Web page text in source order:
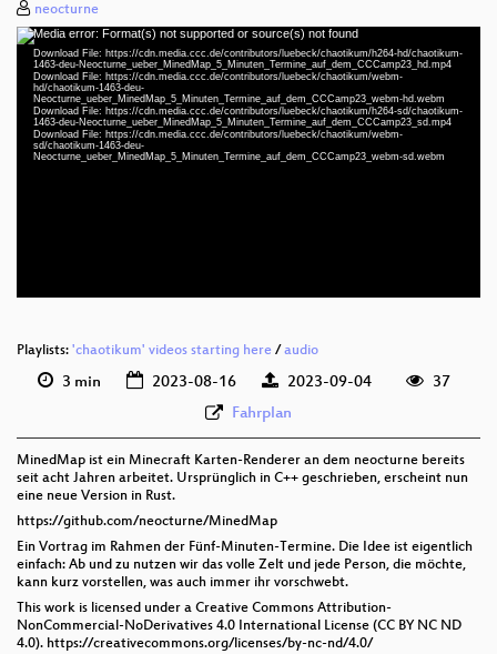
neocturne
Video
Player
Media error: Format(s) not supported or source(s) not found
Download File: https://cdn.media.ccc.de/contributors/luebeck/chaotikum/h264-hd/chaotikum-
1463-deu-Neocturne_ueber_MinedMap_5_Minuten_Termine_auf_dem_CCCamp23_hd.mp4
Download File: https://cdn.media.ccc.de/contributors/luebeck/chaotikum/webm-
hd/chaotikum-1463-deu-
Neocturne_ueber_MinedMap_5_Minuten_Termine_auf_dem_CCCamp23_webm-hd.webm
Download File: https://cdn.media.ccc.de/contributors/luebeck/chaotikum/h264-sd/chaotikum-
1463-deu-Neocturne_ueber_MinedMap_5_Minuten_Termine_auf_dem_CCCamp23_sd.mp4
Download File: https://cdn.media.ccc.de/contributors/luebeck/chaotikum/webm-
sd/chaotikum-1463-deu-
Neocturne_ueber_MinedMap_5_Minuten_Termine_auf_dem_CCCamp23_webm-sd.webm
deu 1080p (mp4)
Playlists: 'chaotikum' videos starting here / audio
3 min 2023-08-16 2023-09-04
37
Fahrplan
MinedMap ist ein Minecraft Karten-Renderer an dem neocturne bereits
seit acht Jahren arbeitet. Ursprünglich in C++ geschrieben, erscheint nun
eine neue Version in Rust.
https://github.com/neocturne/MinedMap
Ein Vortrag im Rahmen der Fünf-Minuten-Termine. Die Idee ist eigentlich
einfach: Ab und zu nutzen wir das volle Zelt und jede Person, die möchte,
kann kurz vorstellen, was auch immer ihr vorschwebt.
This work is licensed under a Creative Commons Attribution-
NonCommercial-NoDerivatives 4.0 International License (CC BY NC ND
4.0). https://creativecommons.org/licenses/by-nc-nd/4.0/